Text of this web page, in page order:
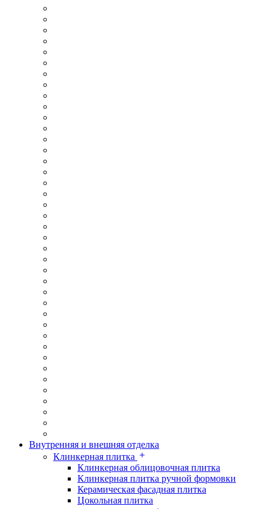
Внутренняя и внешняя отделка
Клинкерная плитка
Клинкерная облицовочная плитка
Клинкерная плитка ручной формовки
Керамическая фасадная плитка
Цокольная плитка